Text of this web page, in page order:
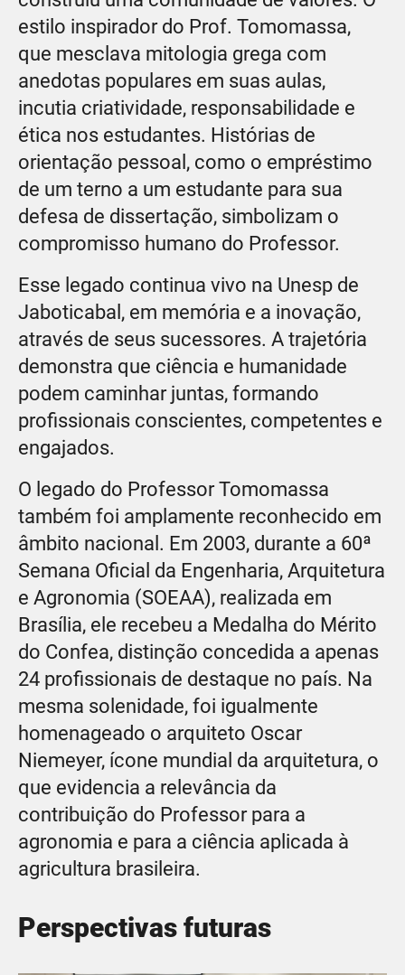
estilo inspirador do Prof. Tomomassa,
que mesclava mitologia grega com
anedotas populares em suas aulas,
incutia criatividade, responsabilidade e
ética nos estudantes. Histórias de
orientação pessoal, como o empréstimo
de um terno a um estudante para sua
defesa de dissertação, simbolizam o
compromisso humano do Professor.
Esse legado continua vivo na Unesp de
Jaboticabal, em memória e a inovação,
através de seus sucessores. A trajetória
demonstra que ciência e humanidade
podem caminhar juntas, formando
profissionais conscientes, competentes e
engajados.
O legado do Professor Tomomassa
também foi amplamente reconhecido em
âmbito nacional. Em 2003, durante a 60ª
Semana Oficial da Engenharia, Arquitetura
e Agronomia (SOEAA), realizada em
Brasília, ele recebeu a Medalha do Mérito
do Confea, distinção concedida a apenas
24 profissionais de destaque no país. Na
mesma solenidade, foi igualmente
homenageado o arquiteto Oscar
Niemeyer, ícone mundial da arquitetura, o
que evidencia a relevância da
contribuição do Professor para a
agronomia e para a ciência aplicada à
agricultura brasileira.
Perspectivas futuras